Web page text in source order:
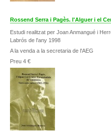
Rossend Serra i Pagès. l'Alguer i el
Estudi realitzat per Joan Anmangué i
Labrós de l'any 1998
A la venda a la secretaria de l'AEG
Preu 4 €